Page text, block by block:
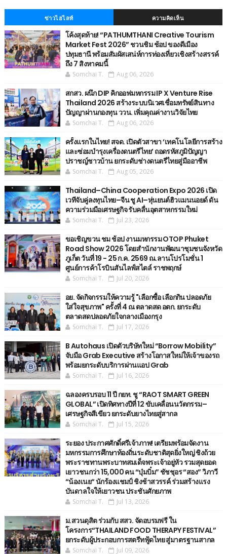
ข่าวไฮไลท์ ความคิดเห็น
โค้งสุดท้าย! “PATHUMTHANI Creative Tourism
Market Fest 2026” ชวนชิม ช้อป ของดีเมือง
ปทุมธานี พร้อมสัมผัสเสน่ห์การท่องเที่ยวเชิงสร้างสรรค์
ถึง 7 สิงหาคมนี้
Somchai T. Aug 06, 2026
สกสว. ผนึก DIP คิกออฟมหกรรม IP X Venture Rise
Thailand 2026 สร้างระบบนิเวศเชื่อมทรัพย์สินทาง
ปัญญาผ่านกองทุน ววน. เพิ่มคุณค่างานวิจัยไทย
Somchai T. Aug 06, 2026
ครั้งแรกในไทย! สจด. เปิดตัวสาขา ‘เทคโนโลยีการสร้าง
และซ่อมบำรุงเครื่องดนตรีไทย’ ​ถอดรหัสภูมิปัญญา
ปราชญ์ชาวบ้าน ยกระดับช่างดนตรีไทยสู่มืออาชีพ
Somchai T. Aug 05, 2026
Thailand–China Cooperation Expo 2026 เปิด
เวทีจับคู่ลงทุนไทย–จีน ชู AI–หุ่นยนต์ฮิวแมนนอยด์ ดัน
ความร่วมมือเศรษฐกิจ รับคลื่นอุตสาหกรรมใหม่
Somchai T. Jul 23, 2026
ขอเชิญขวน ชม ช้อป งานมหกรรม OTOP Phuket
Road Show 2026 โดยสำนักงานพัฒนาชุมชนจังหวัด
ภูเก็ต วันที่ 19 - 25 ก.ค. 2569 ณ.ลานโปรโมชั่น 1
ศูนย์การค้าโรบินสันไลฟ์สไตล์ ราชพฤกษ์
Somchai T. Jul 20, 2026
อย. จัดกิจกรรมให้ความรู้ "เลือกซื้อ เลือกกิน ปลอดภัย
ใส่ใจสุขภาพ" ครั้งที่ 4 ณ ตลาดสด อตก. ยกระดับ
ตลาดสดปลอดภัยใจกลางเมืองกรุง
Somchai T. Jul 17, 2026
B Autohaus เปิดตัวบริษัทใหม่ “Borrow Mobility”
จับมือ Grab Executive สร้างโอกาสใหม่ให้เจ้าของรถ
พร้อมยกระดับบริการผ่านแอป Grab
Somchai T. Jul 16, 2026
ฉลองครบรอบ 11 ปี กยท. ชู “RAOT SMART GREEN
GLOBAL” เปิดทิศทางปีที่ 12 ขับเคลื่อนนวัตกรรม–
เศรษฐกิจสีเขียว ยกระดับยางไทยสู่สากล
Somchai T. Jul 15, 2026
ระยอง ประกาศศักดิ์ศรีเจ้าภาพ! เตรียมพร้อมจัดงาน
มหกรรมการศึกษาท้องถิ่นระดับชาติสุดยิ่งใหญ่ ชิงถ้วย
พระราชทานพระบาทสมเด็จพระเจ้าอยู่หัว รวมสุดยอด
เยาวชนกว่า 15,000 คน “บุ๋มบิ๋ม” ชัชชุอร “สอง” วิภาวี
“น้องเนย“ นักร้องแชมป์ ชิงช้าสวรรค์ ร่วมสร้างแรง
บันดาลใจให้เยาวชน ประชันศักยภาพ
Somchai T. Jul 13, 2026
ม.สวนดุสิต ร่วมกับ สสว. จัดอบรมฟรี ใน
โครงการ“THAILAND FOOD THERAPY FESTIVAL”
ยกระดับผู้ประกอบการสตรีทฟู้ดไทย สู่มาตรฐานสากล
Somchai T. Jul 09, 2026